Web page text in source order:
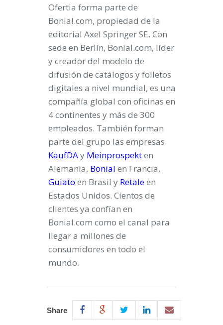
Ofertia forma parte de
Bonial.com, propiedad de la
editorial Axel Springer SE. Con
sede en Berlín, Bonial.com, líder
y creador del modelo de
difusión de catálogos y folletos
digitales a nivel mundial, es una
compañía global con oficinas en
4 continentes y más de 300
empleados. También forman
parte del grupo las empresas
KaufDAy Meinprospekten
Alemania, Bonial en Francia,
Guiato en Brasil y Retaleen
Estados Unidos. Cientos de
clientes ya confían en
Bonial.com como el canal para
llegar a millones de
consumidores en todo el
mundo.
Share